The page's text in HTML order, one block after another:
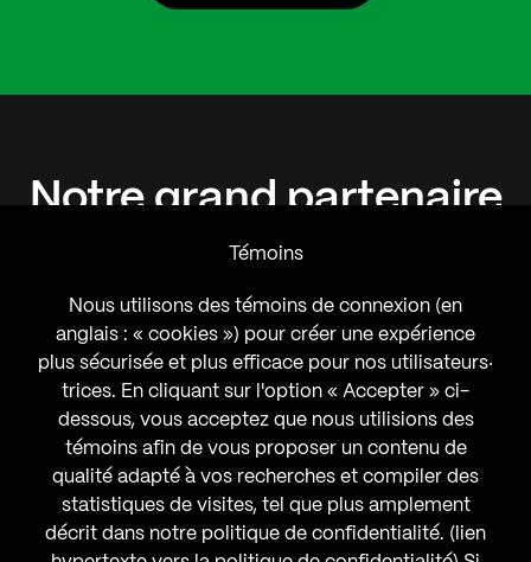
Notre grand partenaire
Témoins
Nous utilisons des témoins de connexion (en
anglais : « cookies ») pour créer une expérience
plus sécurisée et plus efficace pour nos utilisateurs‧
trices. En cliquant sur l'option « Accepter » ci-
dessous, vous acceptez que nous utilisions des
témoins afin de vous proposer un contenu de
qualité adapté à vos recherches et compiler des
statistiques de visites, tel que plus amplement
décrit dans notre politique de confidentialité. (lien